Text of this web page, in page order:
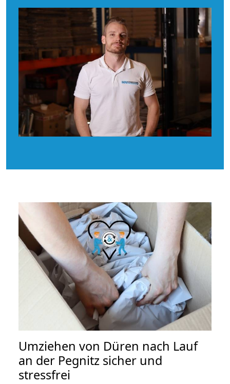
Umziehen von Düren nach Lauf
an der Pegnitz sicher und
stressfrei